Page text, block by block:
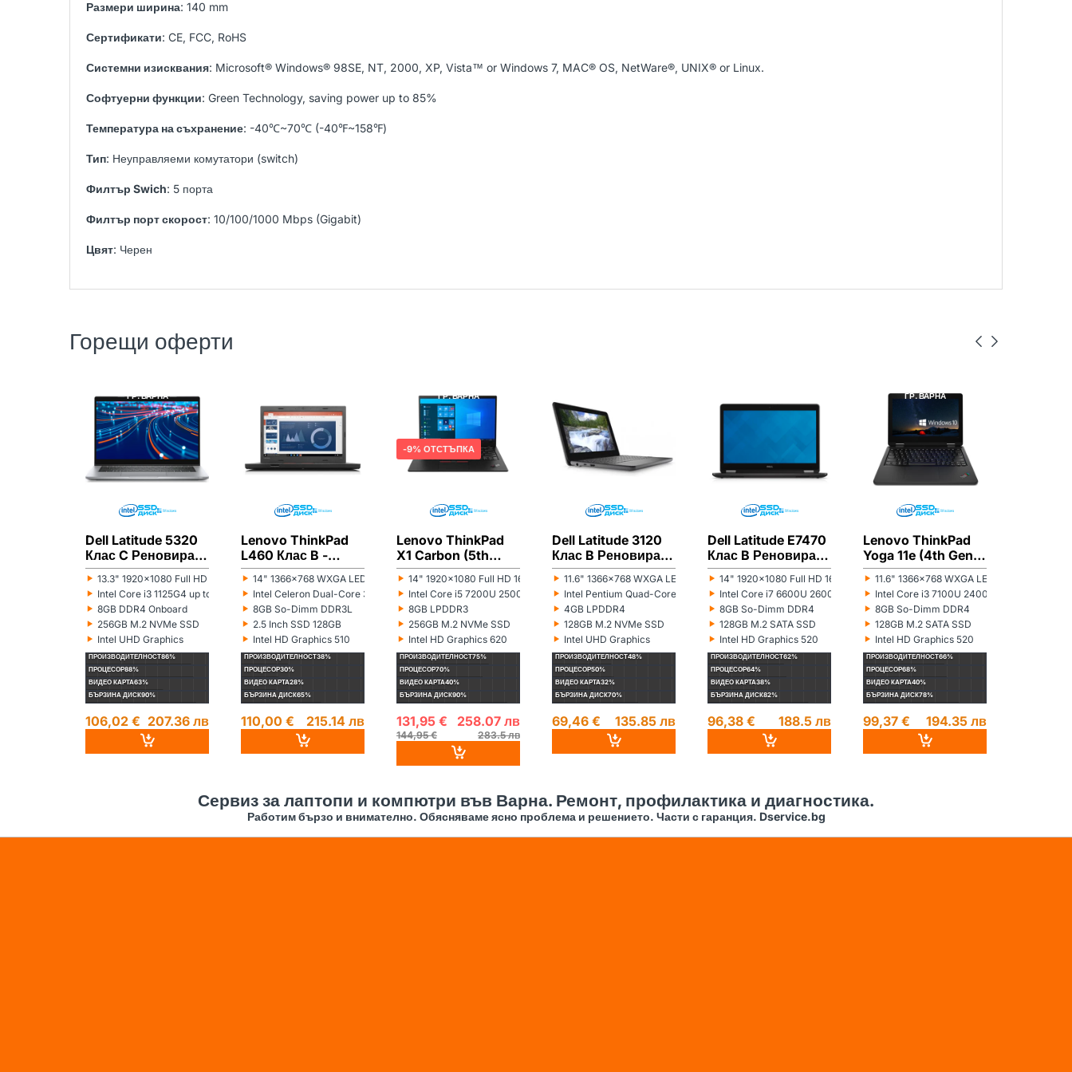
Размери ширина: 140 mm
Сертификати: CE, FCC, RoHS
Системни изисквания: Microsoft® Windows® 98SE, NT, 2000, XP, Vista™ or Windows 7, MAC® OS, NetWare®, UNIX® or Linux.
Софтуерни функции: Green Technology, saving power up to 85%
Температура на съхранение: -40℃~70℃ (-40℉~158℉)
Тип: Неуправляеми комутатори (switch)
Филтър Swich: 5 порта
Филтър порт скорост: 10/100/1000 Mbps (Gigabit)
Цвят: Черен
Горещи оферти
ГР. ВАРНА
Dell Latitude 5320
Клас C Реновиран
лаптоп
‣
Монитор:
13.3" 1920x1080 Full HD 16:9
‣
Процесор:
Intel Core i3 1125G4 up to 3.70GHz 8MB
‣
Рам памет:
8GB DDR4 Onboard
‣
Хард диск:
256GB M.2 NVMe SSD
‣
Видеокарта:
Intel UHD Graphics
ПРОИЗВОДИТЕЛНОСТ86%
ПРОЦЕСОР88%
ВИДЕО КАРТА63%
БЪРЗИНА ДИСК90%
106,02 € 207.36 лв
Lenovo ThinkPad
L460 Клас B -
Реновиран лаптоп
‣
Монитор:
14" 1366x768 WXGA LED 16:9
‣
Процесор:
Intel Celeron Dual-Core 3855U 1600MHz 2MB
‣
Рам памет:
8GB So-Dimm DDR3L
‣
Хард диск:
2.5 Inch SSD 128GB
‣
Видеокарта:
Intel HD Graphics 510
ПРОИЗВОДИТЕЛНОСТ38%
ПРОЦЕСОР30%
ВИДЕО КАРТА28%
БЪРЗИНА ДИСК65%
110,00 € 215.14 лв
ГР. ВАРНА
9% ОТСТЪПКА
Lenovo ThinkPad
X1 Carbon (5th
Gen) Клас B
Реновиран лаптоп
‣
Монитор:
14" 1920x1080 Full HD 16:9
‣
Процесор:
Intel Core i5 7200U 2500MHz 3MB
‣
Рам памет:
8GB LPDDR3
‣
Хард диск:
256GB M.2 NVMe SSD
‣
Видеокарта:
Intel HD Graphics 620
ПРОИЗВОДИТЕЛНОСТ75%
ПРОЦЕСОР70%
ВИДЕО КАРТА40%
БЪРЗИНА ДИСК90%
131,95 € 258.07 лв
144,95 € 283.5 лв
Dell Latitude 3120
Клас B Реновиран
лаптоп
‣
Монитор:
11.6" 1366x768 WXGA LED 16:9
‣
Процесор:
Intel Pentium Quad-Core Silver N5100 1100MHz 4MB
‣
Рам памет:
4GB LPDDR4
‣
Хард диск:
128GB M.2 NVMe SSD
‣
Видеокарта:
Intel UHD Graphics
ПРОИЗВОДИТЕЛНОСТ48%
ПРОЦЕСОР50%
ВИДЕО КАРТА32%
БЪРЗИНА ДИСК70%
69,46 € 135.85 лв
Dell Latitude E7470
Клас B Реновиран
лаптоп
‣
Монитор:
14" 1920x1080 Full HD 16:9
‣
Процесор:
Intel Core i7 6600U 2600MHz 4MB
‣
Рам памет:
8GB So-Dimm DDR4
‣
Хард диск:
128GB M.2 SATA SSD
‣
Видеокарта:
Intel HD Graphics 520
ПРОИЗВОДИТЕЛНОСТ62%
ПРОЦЕСОР64%
ВИДЕО КАРТА38%
БЪРЗИНА ДИСК82%
96,38 € 188.5 лв
ГР. ВАРНА
Lenovo ThinkPad
Yoga 11e (4th Gen)
Клас А- Реновиран
лаптоп
‣
Монитор:
11.6" 1366x768 WXGA LED 16:9
‣
Процесор:
Intel Core i3 7100U 2400MHz 3MB
‣
Рам памет:
8GB So-Dimm DDR4
‣
Хард диск:
128GB M.2 SATA SSD
‣
Видеокарта:
Intel HD Graphics 520
ПРОИЗВОДИТЕЛНОСТ66%
ПРОЦЕСОР68%
ВИДЕО КАРТА40%
БЪРЗИНА ДИСК78%
99,37 € 194.35 лв
Сервиз за лаптопи и компютри във Варна. Ремонт, профилактика и диагностика.
Работим бързо и внимателно. Обясняваме ясно проблема и решението. Части с гаранция. Dservice.bg